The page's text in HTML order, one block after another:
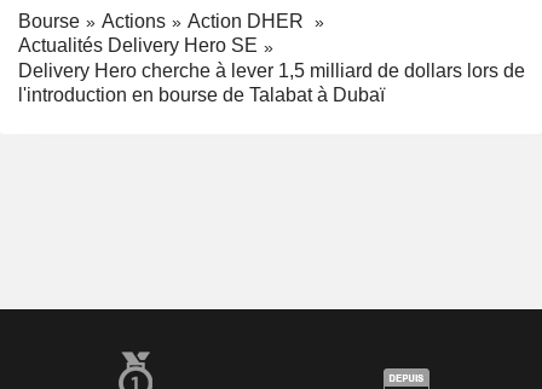
Bourse Actions
Action DHER
Actualités Delivery Hero SE
Delivery Hero cherche à lever 1,5 milliard de dollars lors de
l'introduction en bourse de Talabat à Dubaï